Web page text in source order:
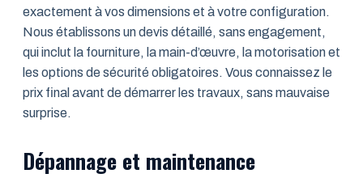
exactement à vos dimensions et à votre configuration.
Nous établissons un devis détaillé, sans engagement,
qui inclut la fourniture, la main-d’œuvre, la motorisation et
les options de sécurité obligatoires. Vous connaissez le
prix final avant de démarrer les travaux, sans mauvaise
surprise.
Dépannage et maintenance